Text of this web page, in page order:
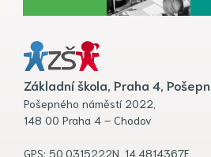
Základní škola, Praha 4,
Pošepného náměstí 2022,
148 00 Praha 4 – Chodov
GPS: 50.0315222N, 14.4814367E